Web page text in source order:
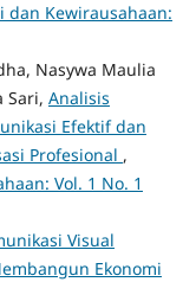
dan Kewirausahaan:
Nasywa Maulia
Sari, Analisis
Efektif dan
Profesional ,
Vol. 1 No. 1
Visual
Ekonomi